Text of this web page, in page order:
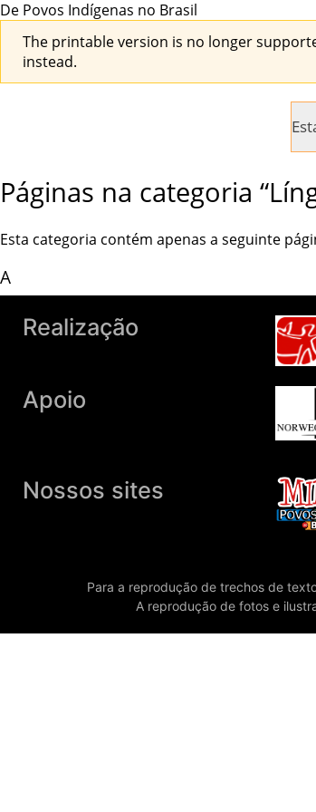
De Povos Indígenas no Brasil
The printable version is no longer
instead.
Páginas na categoria
Esta categoria contém apenas a seguinte
A
Povo:Amanayé